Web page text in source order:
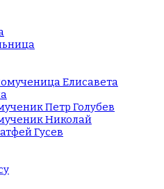
Елисавета
Петр Голубев
Николай
Гусев